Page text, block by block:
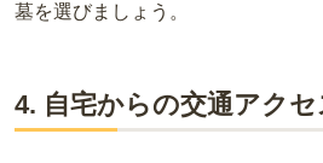
墓を選びましょう。
4. 自宅からの交通アクセ